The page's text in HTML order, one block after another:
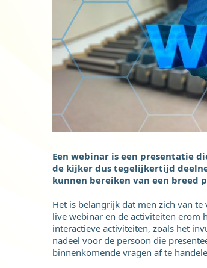
Een webinar is een presentatie
de kijker dus tegelijkertijd
kunnen bereiken van een breed
Het is belangrijk dat men zich van
live webinar en de activiteiten erom
interactieve activiteiten, zoals het
nadeel voor de persoon die
binnenkomende vragen af te